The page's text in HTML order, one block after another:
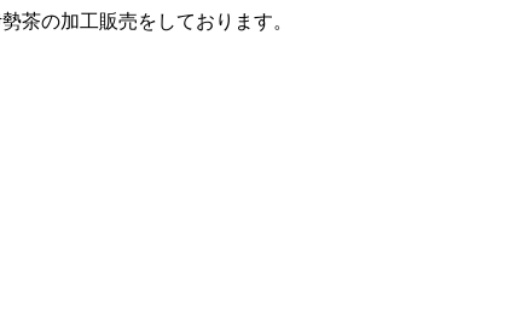
茶の加工販売をしております。